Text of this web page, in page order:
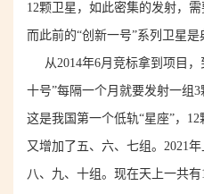
12颗卫星，如此密集的发射，
而此前的“创新一号”系列卫星是
从2014年6月竞标拿到项目，
十号”每隔一个月就要发射一组3
这是我国第一个低轨“星座”，
又增加了五、六、七组。 2021
八、九、十组。现在天上一共有